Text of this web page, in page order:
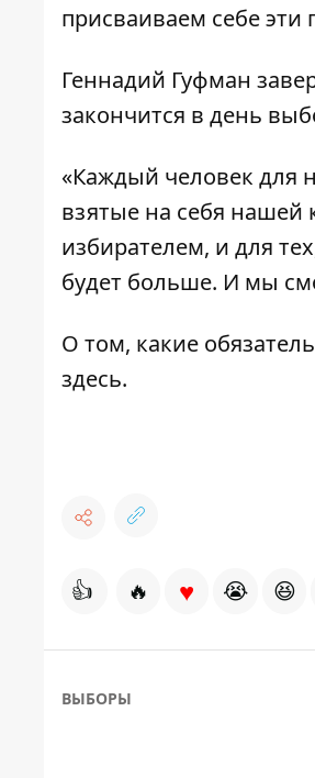
присваиваем себе
Геннадий Гуфман
закончится в день
«Каждый человек для
взятые на себя нашей
избирателем, и для
будет больше. И мы
О том, какие
здесь.
👍 🔥 ♥ 😭 😆
ВЫБОРЫ